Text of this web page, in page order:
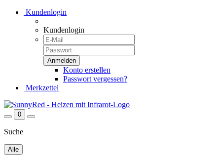
Kundenlogin
Kundenlogin
Konto erstellen
Passwort vergessen?
Merkzettel
0
Suche
Alle